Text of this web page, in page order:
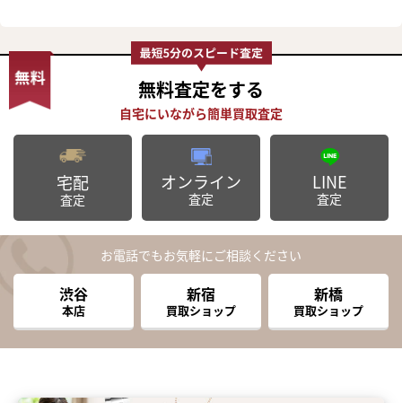
無料査定をする
宅配
査定
オンライン
査定
LINE
査定
お電話でもお気軽にご相談ください
渋谷
本店
新宿
買取ショップ
新橋
買取ショップ